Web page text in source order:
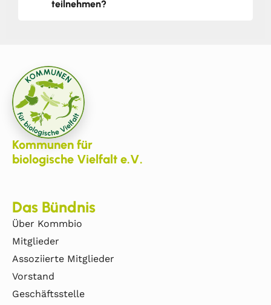
teilnehmen?
Kommunen für
biologische Vielfalt e.V.
Das Bündnis
Über Kommbio
Mitglieder
Assoziierte Mitglieder
Vorstand
Geschäftsstelle